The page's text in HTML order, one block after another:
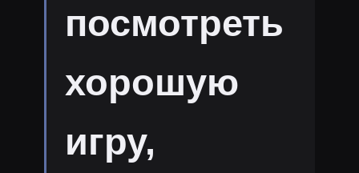
посмотреть
хорошую
игру,